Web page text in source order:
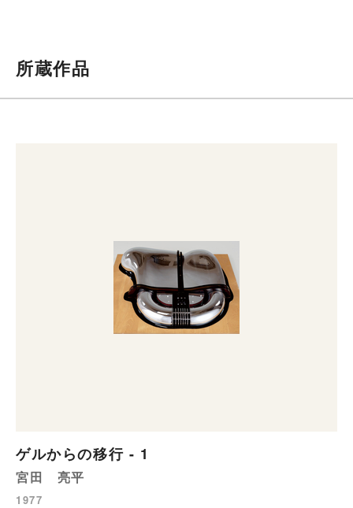
所蔵作品
ゲルからの移行 - 1
宮田 亮平
1977